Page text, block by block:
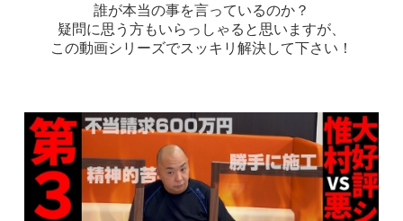
誰が本当の事を言っているのか？
疑問に思う方もいらっしゃると思いますが、
この動画シリーズでスッキリ解決して下さい！